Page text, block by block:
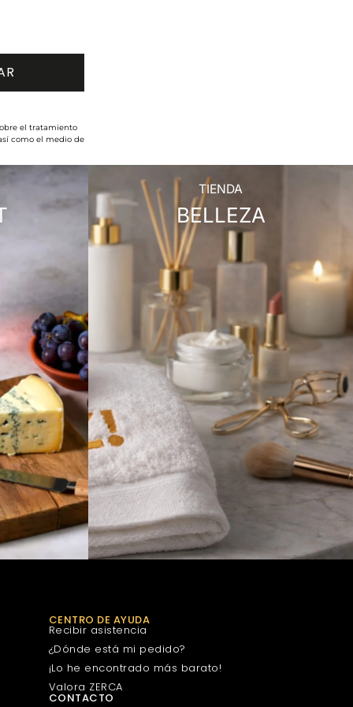
el tratamiento
como el medio de
TIENDA
BELLEZA
CENTRO DE AYUDA
Recibir asistencia
¿Dónde está mi pedido?
¡Lo he encontrado más barato!
Valora ZERCA
CONTACTO